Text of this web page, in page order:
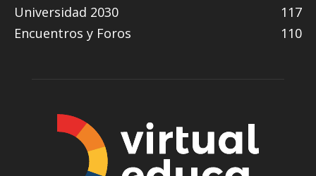
Universidad 2030
117
Encuentros y Foros
110